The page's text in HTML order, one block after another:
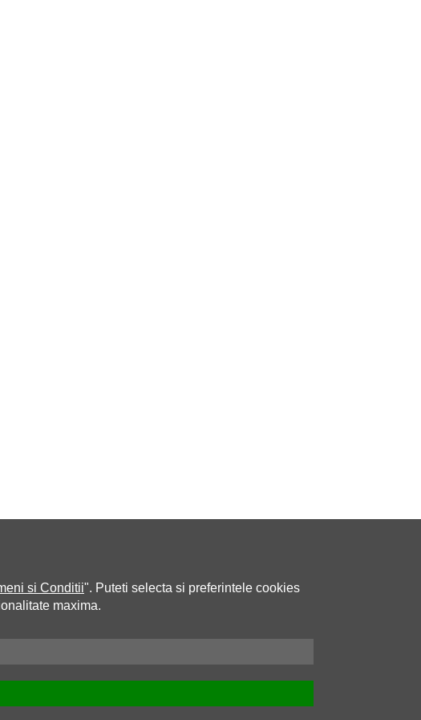
si Conditii". Puteti selecta si preferintele cookies
maxima.